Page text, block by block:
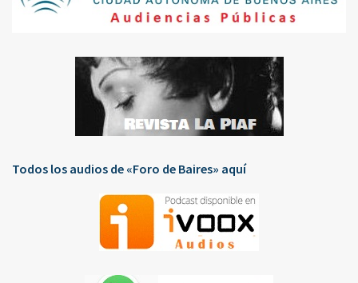
Todos los audios de «Foro de Baires» aquí